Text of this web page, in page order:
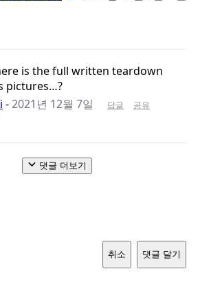
is the full written teardown
pictures…?
-2021년 12월 7일 답글 공유
댓글 더보기
취소 댓글 달기